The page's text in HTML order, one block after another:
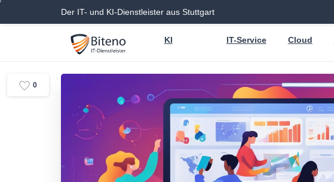
Der IT- und KI-Dienstleister aus Stuttgart
KI IT-Service Cloud
0